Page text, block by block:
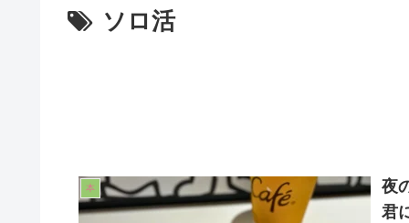
ソロ活
本
夜
君